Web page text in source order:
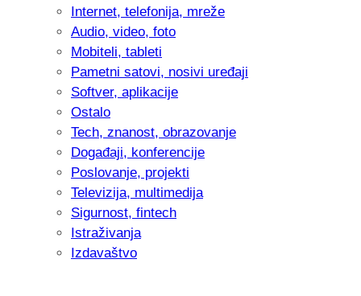
Internet, telefonija, mreže
Audio, video, foto
Mobiteli, tableti
Pametni satovi, nosivi uređaji
Softver, aplikacije
Ostalo
Tech, znanost, obrazovanje
Događaji, konferencije
Poslovanje, projekti
Televizija, multimedija
Sigurnost, fintech
Istraživanja
Izdavaštvo